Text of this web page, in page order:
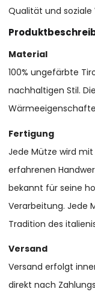
Qualität und
Material
100% ungefärbte
nachhaltigen Stil.
Fertigung
Jede Mütze wird
erfahrenen
bekannt für seine
Verarbeitung. Jede
Tradition des
Versand
Versand erfolgt
direkt nach